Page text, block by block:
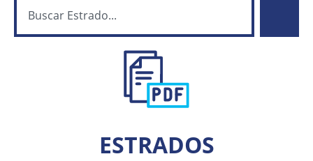
ESTRADOS